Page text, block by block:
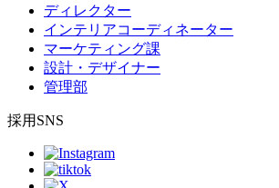
ディレクター
インテリアコーディネーター
マーケティング課
設計・デザイナー
管理部
採用SNS